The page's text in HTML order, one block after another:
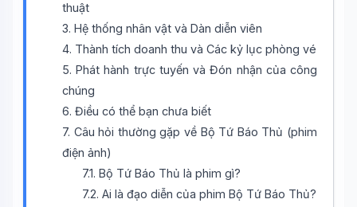
thuật
3. Hệ thống nhân vật và Dàn diễn viên
4. Thành tích doanh thu và Các kỷ lục phòng vé
5. Phát hành trực tuyến và Đón nhận của công
chúng
6. Điều có thể bạn chưa biết
7. Câu hỏi thường gặp về Bộ Tứ Báo Thủ (phim
điện ảnh)
7.1. Bộ Tứ Báo Thủ là phim gì?
7.2. Ai là đạo diễn của phim Bộ Tứ Báo Thủ?